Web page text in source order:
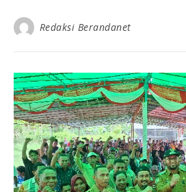
Redaksi Berandanet